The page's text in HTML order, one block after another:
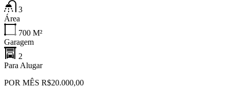
3
Área
700 M²
Garagem
2
Para Alugar
POR MÊS R$20.000,00